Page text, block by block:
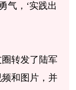
气，‘实践出
转发了陆军
和图片，并